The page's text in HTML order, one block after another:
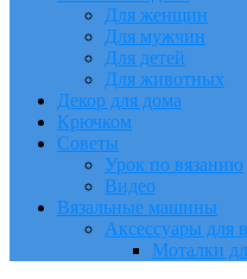
Для женщин
Для мужчин
Для детей
Для животных
Декор для дома
Крючком
Советы
Урок по вязанию
Видео
Вязальные машины
Аксессуары для
Моталки